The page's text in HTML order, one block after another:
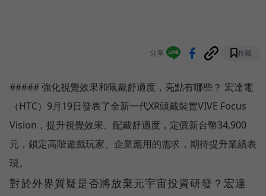
分享 收藏
##### 強化視覺效果和佩戴舒適度，亮點有哪些？ 宏達電
（HTC）9月19日發表了全新一代XR頭戴裝置VIVE Focus
Vision，提升視覺效果、配戴舒適度，定價新台幣34,900
元，鎖定高階遊戲玩家、企業應用的需求，期待提升業績表
現。
對於外界質疑是否將放棄元宇宙投資研發？宏達